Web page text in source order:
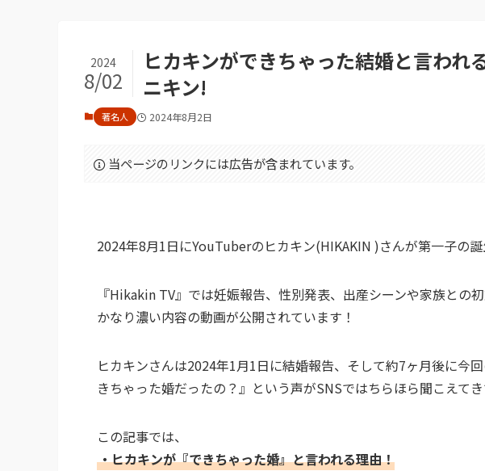
ヒカキンができちゃった結婚と言われ
ニキン!
2024
8/02
著名人 2024年8月2日
当ページのリンクには広告が含まれています。
2024年8月1日にYouTuberのヒカキン(HIKAKIN )さんが第一子の
『Hikakin TV』では妊娠報告、性別発表、出産シーンや家族との初
かなり濃い内容の動画が公開されています！
ヒカキンさんは2024年1月1日に結婚報告、そして約7ヶ月後に今
きちゃった婚だったの？』という声がSNSではちらほら聞こえてき
この記事では、
・ヒカキンが『できちゃった婚』と言われる理由！